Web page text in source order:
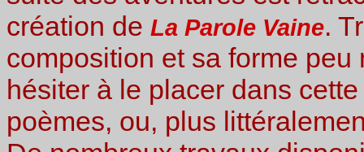
création de La Parole Vaine.
composition et sa forme
hésiter à le placer dans
poèmes, ou, plus